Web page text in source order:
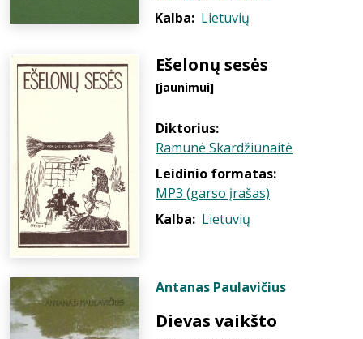
Kalba: Lietuvių
Ešelonų sesės
[jaunimui]
Diktorius:
Ramunė Skardžiūnaitė
Leidinio formatas:
MP3 (garso įrašas)
Kalba: Lietuvių
Antanas Paulavičius
Dievas vaikšto